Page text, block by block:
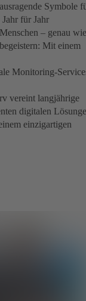
Symbole
für Jahr
– genau wie
Mit einem
Monitoring-
vereint langjährige
digitalen
einzigartigen